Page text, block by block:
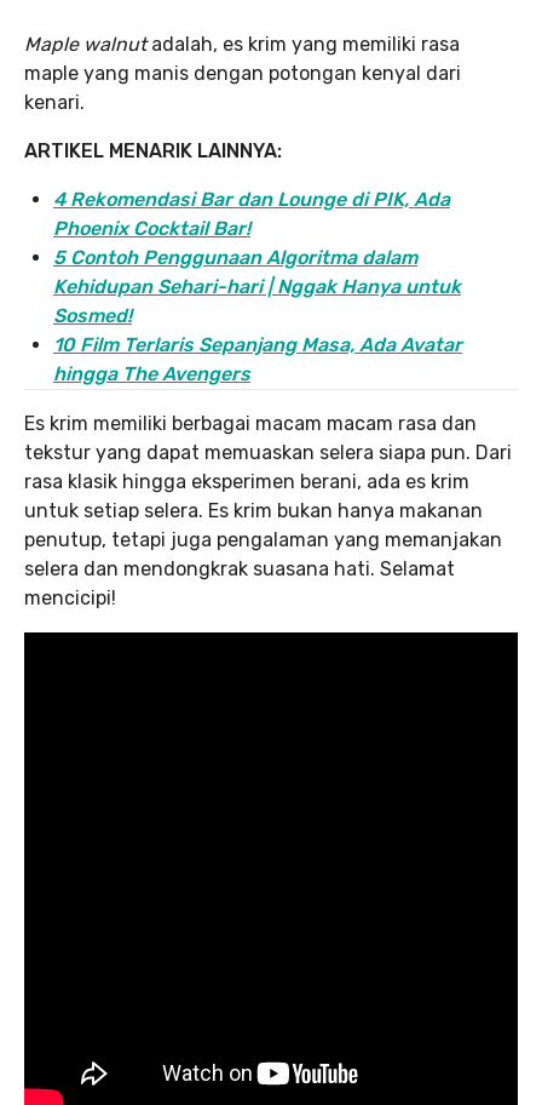
Maple walnutadalah, es krim yang memiliki rasa
maple yang manis dengan potongan kenyal dari
kenari.
ARTIKEL MENARIK LAINNYA:
4 Rekomendasi Bar dan Lounge di PIK, Ada
Phoenix Cocktail Bar!
5 Contoh Penggunaan Algoritma dalam
Kehidupan Sehari-hari | Nggak Hanya untuk
Sosmed!
10 Film Terlaris Sepanjang Masa, Ada Avatar
hingga The Avengers
Es krim memiliki berbagai macam macam rasa dan
tekstur yang dapat memuaskan selera siapa pun. Dari
rasa klasik hingga eksperimen berani, ada es krim
untuk setiap selera. Es krim bukan hanya makanan
penutup, tetapi juga pengalaman yang memanjakan
selera dan mendongkrak suasana hati. Selamat
mencicipi!